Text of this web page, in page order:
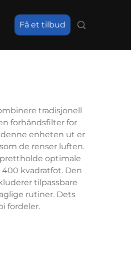
Få et tilbud
tradisjonell
forhåndsfilter for
enheten ut er
de renser luften.
optimale
kvadratfot. Den
tilpassbare
rutiner. Dets
fordeler.